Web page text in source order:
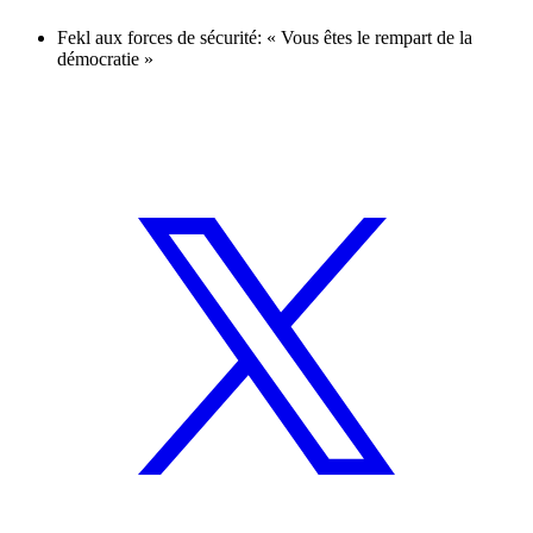
Fekl aux forces de sécurité: « Vous êtes le rempart de la
démocratie »